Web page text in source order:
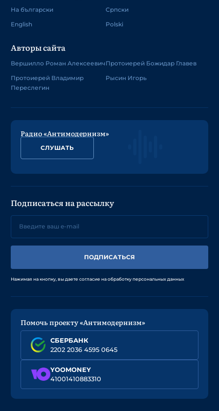
На български
English
Српски
Polski
Авторы сайта
Вершилло Роман Алексеевич
Протоиерей Владимир
Переслегин
Протоиерей Божидар Главев
Рысин Игорь
Радио «Антимодернизм»
СЛУШАТЬ
Подписаться на рассылку
ПОДПИСАТЬСЯ
Нажимая на кнопку, вы даете согласие на обработку персональных данных
Помочь проекту «Антимодернизм»
СБЕРБАНК
2202 2036 4595 0645
YOOMONEY
41001410883310